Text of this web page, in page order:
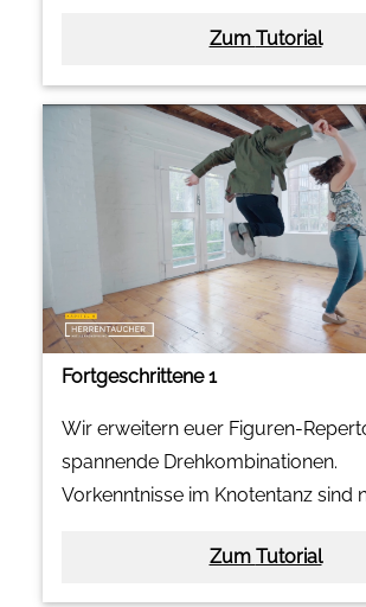
Zum Tutorial
Fortgeschrittene 1
Wir erweitern euer Figuren-
spannende Drehkombinationen.
Vorkenntnisse im Knotentanz sind
Zum Tutorial